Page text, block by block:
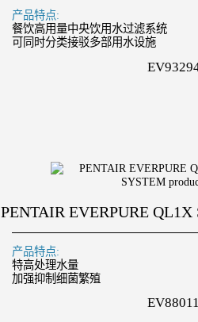
产品特点:
餐饮高用量中央饮用水过滤系统
可同时分类接驳多部用水设施
PENTAIR EVERPURE
产品特点:
特高处理水量
加强抑制细菌繁殖